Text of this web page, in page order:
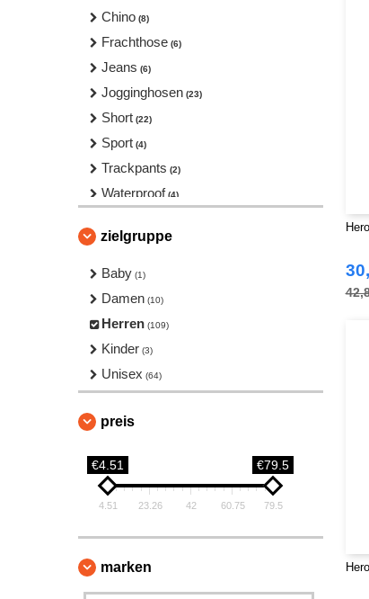
Chino (8)
Frachthose (6)
Jeans (6)
Jogginghosen (23)
Short (22)
Sport (4)
Trackpants (2)
Waterproof (4)
zielgruppe
Baby (1)
Damen (10)
Herren (109)
Kinder (3)
Unisex (64)
preis
€4.51 €79.5
4.51 23.26 42 60.75 79.5
marken